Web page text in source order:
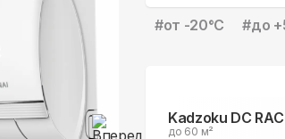
#от -20°С #до
Kadzoku DC
до 60 м²